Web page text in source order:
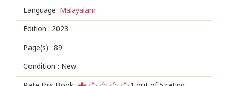
Language :Malayalam
Edition : 2023
Page(s) : 89
Condition : New